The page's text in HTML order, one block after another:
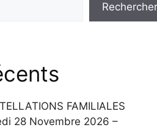
Rechercher
FAMILIALES
28 Novembre 2026 –